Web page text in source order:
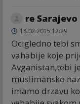
re Sarajevo
18.02.2015 12:29
Ocigledno tebi
vahabije koje
Avganistan,tebi
muslimansko
imamo drzavu